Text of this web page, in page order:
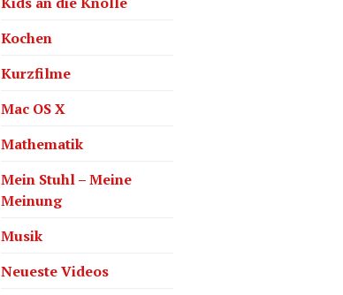
Kochen
Kurzfilme
Mac OS X
Mathematik
Mein Stuhl – Meine
Meinung
Musik
Neueste Videos